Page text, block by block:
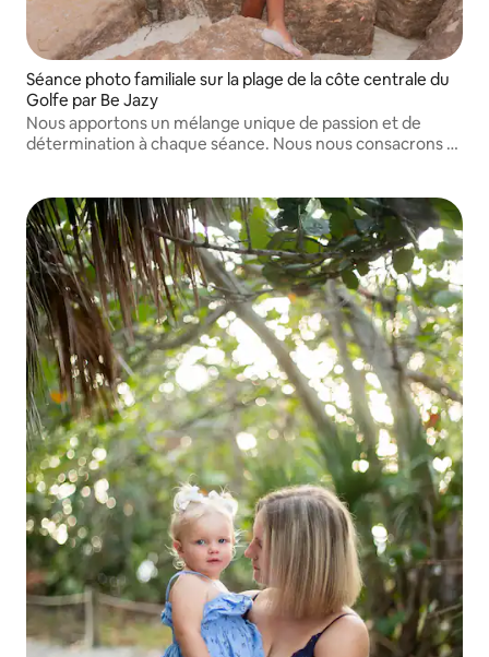
Séance photo familiale sur la plage de la côte centrale du
Golfe par Be Jazy
Nous apportons un mélange unique de passion et de
détermination à chaque séance. Nous nous consacrons à